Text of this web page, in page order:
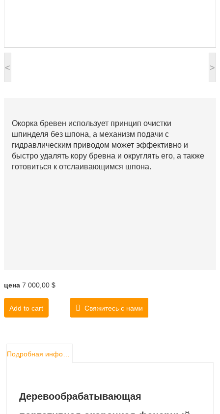
< >
Окорка бревен использует принцип очистки
шпинделя без шпона, а механизм подачи с
гидравлическим приводом может эффективно и
быстро удалять кору бревна и округлять его, а также
готовиться к отслаивающимся шпона.
цена 7 000,00 $
Add to cart Свяжитесь с нами
Подробная информация о продукте
Деревообрабатывающая